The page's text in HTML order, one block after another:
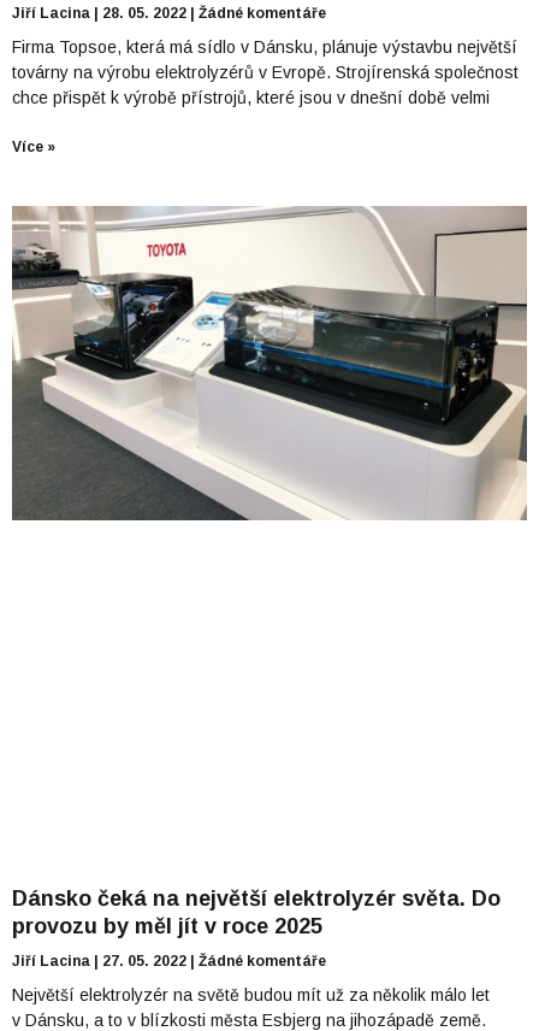
Jiří Lacina 28. 05. 2022 Žádné komentáře
Firma Topsoe, která má sídlo v Dánsku, plánuje výstavbu největší
továrny na výrobu elektrolyzérů v Evropě. Strojírenská společnost
chce přispět k výrobě přístrojů, které jsou v dnešní době velmi
Více »
Dánsko čeká na největší elektrolyzér světa. Do
provozu by měl jít v roce 2025
Jiří Lacina 27. 05. 2022 Žádné komentáře
Největší elektrolyzér na světě budou mít už za několik málo let
v Dánsku, a to v blízkosti města Esbjerg na jihozápadě země.